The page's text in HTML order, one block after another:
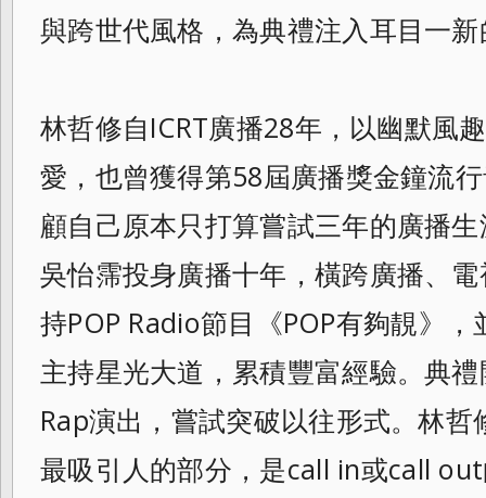
與跨世代風格，為典禮注入耳目一
林哲修自ICRT廣播28年，以幽默風
愛，也曾獲得第58屆廣播獎金鐘流
顧自己原本只打算嘗試三年的廣播
吳怡霈投身廣播十年，橫跨廣播、
持POP Radio節目《POP有夠靚》
主持星光大道，累積豐富經驗。典
Rap演出，嘗試突破以往形式。林
最吸引人的部分，是call in或call